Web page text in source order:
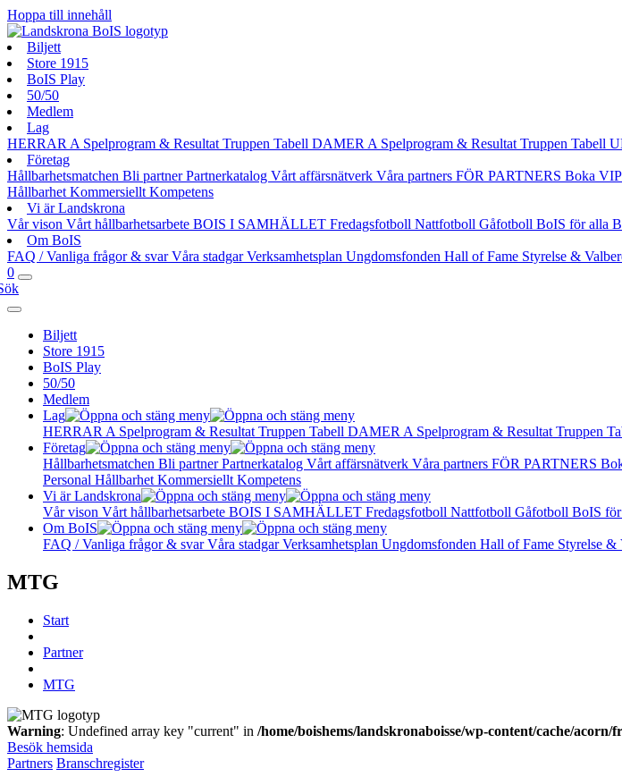
Hoppa till innehåll
Biljett
Store 1915
BoIS Play
50/50
Medlem
Lag
HERRAR A Spelprogram & Resultat Truppen Tabell DAMER A Spelprogram & Resultat Truppen Tabell
Företag
Hållbarhetsmatchen Bli partnerPartnerkatalog Vårt affärsnätverk Våra partners FÖR PARTNERS Boka
Hållbarhet Kommersiellt Kompetens
Vi är Landskrona
Vår vison Vårt hållbarhetsarbete BOIS I SAMHÄLLET Fredagsfotboll Nattfotboll Gåfotboll BoIS för alla
Om BoIS
FAQ / Vanliga frågor & svarVåra stadgarVerksamhetsplan Ungdomsfonden Hall of Fame Styrelse &
0
Biljett
Store 1915
BoIS Play
50/50
Medlem
Lag
HERRAR A Spelprogram & Resultat Truppen Tabell DAMER A Spelprogram & Resultat Truppen
Företag
Hållbarhetsmatchen Bli partnerPartnerkatalog Vårt affärsnätverk Våra partners FÖR PARTNERS
Personal Hållbarhet Kommersiellt Kompetens
Vi är Landskrona
Vår vison Vårt hållbarhetsarbete BOIS I SAMHÄLLET Fredagsfotboll Nattfotboll Gåfotboll BoIS
Om BoIS
FAQ / Vanliga frågor & svarVåra stadgarVerksamhetsplan Ungdomsfonden Hall of Fame Styrelse &
MTG
Start
Partner
MTG
Warning: Undefined array key "current" in /home/boishems/landskronaboisse/wp-content/cache/acorn/
Besök hemsida
Partners Branschregister